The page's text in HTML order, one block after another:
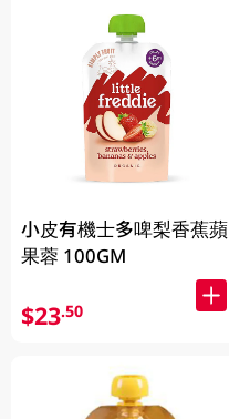
小皮有機士多啤梨香蕉蘋
果蓉 100GM
$23.50